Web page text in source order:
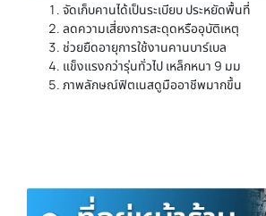
จัดเก็บคานได้เป็นระเบียบ ประหยัดพื้นที่
ลดความเสี่ยงการสะดุดหรืออุบัติเหตุ
ช่วยยืดอายุการใช้งานคานบาร์เบล
แข็งแรงกว่ารุ่นทั่วไป เหล็กหนา 9 มม
ภาพลักษณ์ฟิตเนสดูมืออาชีพมากขึ้น